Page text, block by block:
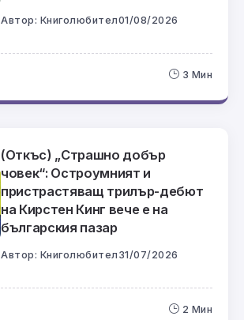
Автор: Книголюбител01/08/2026
3 Мин
(Откъс) „Страшно добър
човек“: Остроумният и
пристрастяващ трилър-дебют
на Кирстен Кинг вече е на
българския пазар
Автор: Книголюбител 31/07/2026
2 Мин